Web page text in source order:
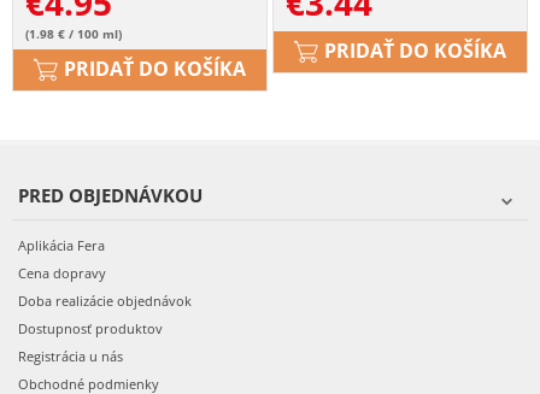
(1.98 € / 100 ml)
PRIDAŤ DO KOŠÍKA
PRIDAŤ DO KOŠÍKA
PRED OBJEDNÁVKOU
Aplikácia Fera
Cena dopravy
Doba realizácie objednávok
Dostupnosť produktov
Registrácia u nás
Obchodné podmienky